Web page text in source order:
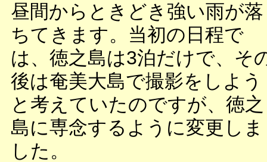
昼間からときどき強い雨が落
ちてきます。当初の日程で
は、徳之島は3泊だけで、そ
後は奄美大島で撮影をしよう
と考えていたのですが、徳之
島に専念するように変更しま
した。